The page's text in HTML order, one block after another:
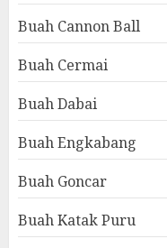
Buah Cannon Ball
Buah Cermai
Buah Dabai
Buah Engkabang
Buah Goncar
Buah Katak Puru